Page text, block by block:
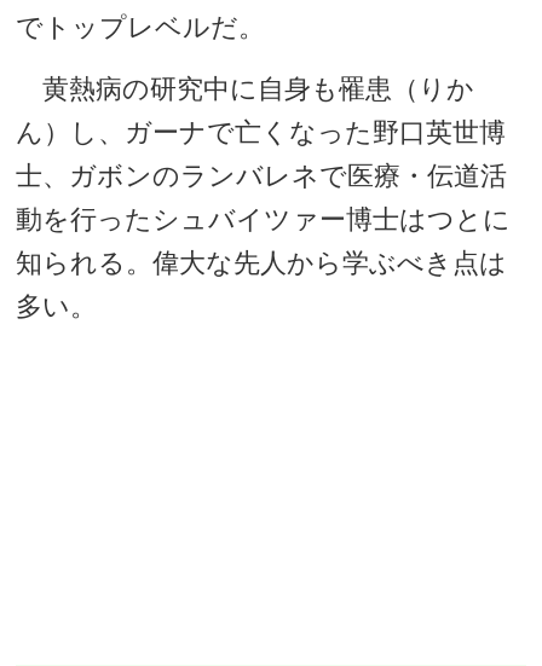
でトップレベルだ。
黄熱病の研究中に自身も罹患（りか
ん）し、ガーナで亡くなった野口英世博
士、ガボンのランバレネで医療・伝道活
動を行ったシュバイツァー博士はつとに
知られる。偉大な先人から学ぶべき点は
多い。